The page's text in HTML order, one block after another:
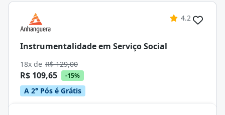
4.2
Instrumentalidade em Serviço Social
18x de R$ 129,00
R$ 109,65 -15%
A 2° Pós é Grátis